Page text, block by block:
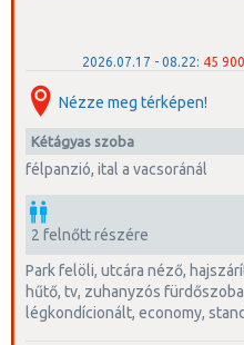
2026.07.17 - 08.22: 45
Nézze meg térképen!
kétágyas szoba
félpanzió, ital a vacsoránál
2 felnőtt részére
park felöli, utcára néző, hajszárító, széf, wi-fi, telefon, kisméretű
hűtő, tv, zuhanyzós
légkondícionált, economy,